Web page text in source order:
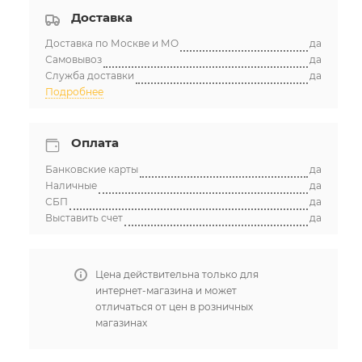
Доставка
Доставка по Москве и МО
да
Самовывоз
да
Служба доставки
да
Подробнее
Оплата
Банковские карты
да
Наличные
да
СБП
да
Выставить счет
да
Цена действительна только для
интернет-магазина и может
отличаться от цен в розничных
магазинах